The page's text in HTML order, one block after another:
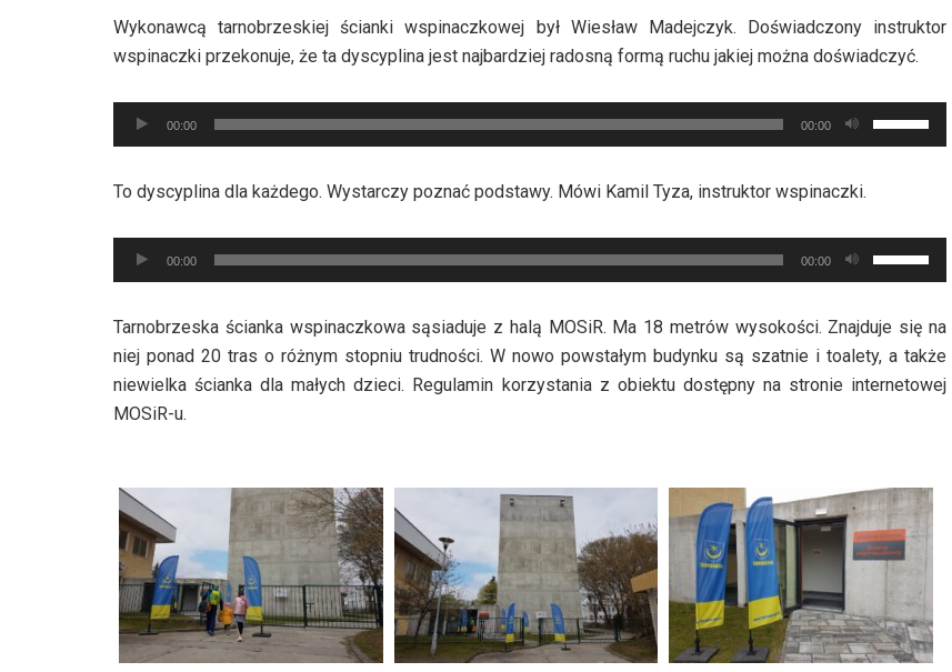
góry
oraz
dołu
aby
zmniejszyć
głośność.
Wykonawcą tarnobrzeskiej ścianki wspinaczkowej był Wiesław Madejczyk. Doświadczony instruktor
wspinaczki przekonuje, że ta dyscyplina jest najbardziej radosną formą ruchu jakiej można doświadczyć.
Odtwarzacz
plików
00:00 00:00
strzałek
do
dołu
aby
zwiększyć
To dyscyplina dla każdego. Wystarczy poznać podstawy. Mówi Kamil Tyza, instruktor wspinaczki.
Odtwarzacz
plików
00:00 00:00
strzałek
góry
oraz
do
lub
zmniejszyć
głośność.
Tarnobrzeska ścianka wspinaczkowa sąsiaduje z halą MOSiR. Ma 18 metrów wysokości. Znajduje się na
niej ponad 20 tras o różnym stopniu trudności. W nowo powstałym budynku są szatnie i toalety, a także
niewielka ścianka dla małych dzieci. Regulamin korzystania z obiektu dostępny na stronie internetowej
MOSiR-u.